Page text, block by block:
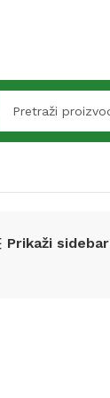
Prikaži sidebar